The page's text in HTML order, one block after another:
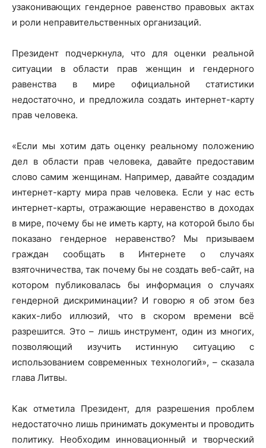
узаконивающих гендерное равенство правовых актах
и роли неправительственных организаций.
Президент подчеркнула, что для оценки реальной
ситуации в области прав женщин и гендерного
равенства в мире официальной статистики
недостаточно, и предложила создать интернет-карту
прав человека.
«Если мы хотим дать оценку реальному положению
дел в области прав человека, давайте предоставим
слово самим женщинам. Например, давайте создадим
интернет-карту мира прав человека. Если у нас есть
интернет-карты, отражающие неравенство в доходах
в мире, почему бы не иметь карту, на которой было бы
показано гендерное неравенство? Мы призываем
граждан сообщать в Интернете о случаях
взяточничества, так почему бы не создать веб-сайт, на
котором публиковалась бы информация о случаях
гендерной дискриминации? И говорю я об этом без
каких-либо иллюзий, что в скором времени всё
разрешится. Это – лишь инструмент, один из многих,
позволяющий изучить истинную ситуацию с
использованием современных технологий», – сказала
глава Литвы.
Как отметила Президент, для разрешения проблем
недостаточно лишь принимать документы и проводить
политику. Необходим инновационный и творческий